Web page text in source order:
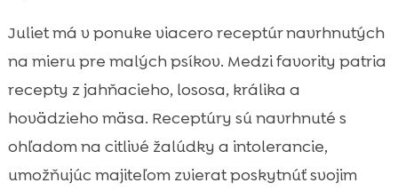
Juliet má v ponuke viacero receptúr navrhnutých
na mieru pre malých psíkov. Medzi favority patria
recepty z jahňacieho, lososa, králika a
hovädzieho mäsa. Receptúry sú navrhnuté s
ohľadom na citlivé žalúdky a intolerancie,
umožňujúc majiteľom zvierat poskytnúť svojim